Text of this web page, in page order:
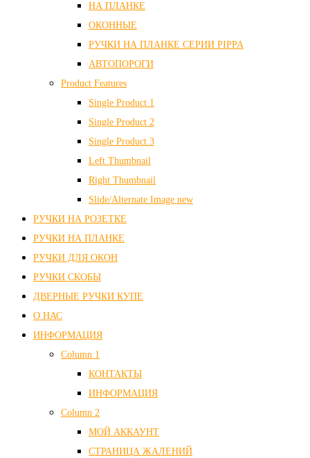
НА ПЛАНКЕ
ОКОННЫЕ
РУЧКИ НА ПЛАНКЕ СЕРИИ PIPPA
АВТОПОРОГИ
Product Features
Single Product 1
Single Product 2
Single Product 3
Left Thumbnail
Right Thumbnail
Slide/Alternate Image new
РУЧКИ НА РОЗЕТКЕ
РУЧКИ НА ПЛАНКЕ
РУЧКИ ДЛЯ ОКОН
РУЧКИ СКОБЫ
ДВЕРНЫЕ РУЧКИ КУПЕ
О НАС
ИНФОРМАЦИЯ
Column 1
КОНТАКТЫ
ИНФОРМАЦИЯ
Column 2
МОЙ АККАУНТ
СТРАНИЦА ЖАЛЕНИЙ